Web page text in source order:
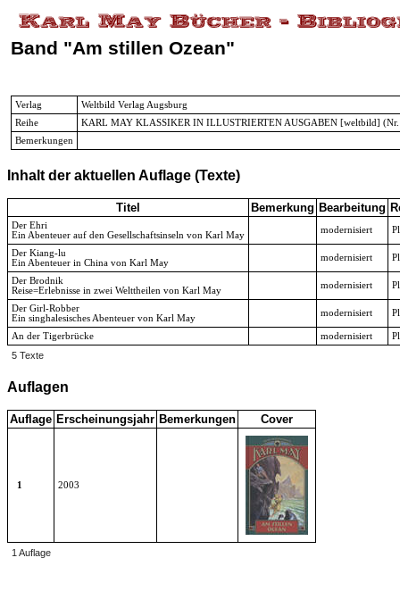
Band "Am stillen Ozean"
Verlag
Weltbild Verlag Augsburg
Reihe
KARL MAY KLASSIKER IN ILLUSTRIERTEN AUSGABEN [weltbild]
Bemerkungen
Inhalt der aktuellen Auflage (Texte)
Titel Bemerkung Bearbeitung
Der Ehri
Ein Abenteuer auf den Gesellschaftsinseln von Karl May
modernisiert
Der Kiang-lu
Ein Abenteuer in China von Karl May
modernisiert
Der Brodnik
Reise=Erlebnisse in zwei Welttheilen von Karl May
modernisiert
Der Girl-Robber
Ein singhalesisches Abenteuer von Karl May
modernisiert
An der Tigerbrücke modernisiert
5 Texte
Auflagen
Auflage Erscheinungsjahr Bemerkungen Cover
1 2003
1 Auflage